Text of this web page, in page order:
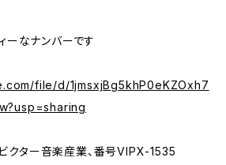
ーなナンバーです
file/d/1jmsxjBg5khP0eKZOxh7
クター音楽産業、番号VIPX-1535